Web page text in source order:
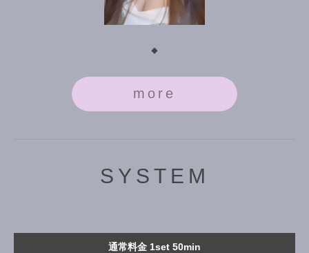
◆
more
SYSTEM
通常料金 1set 50min